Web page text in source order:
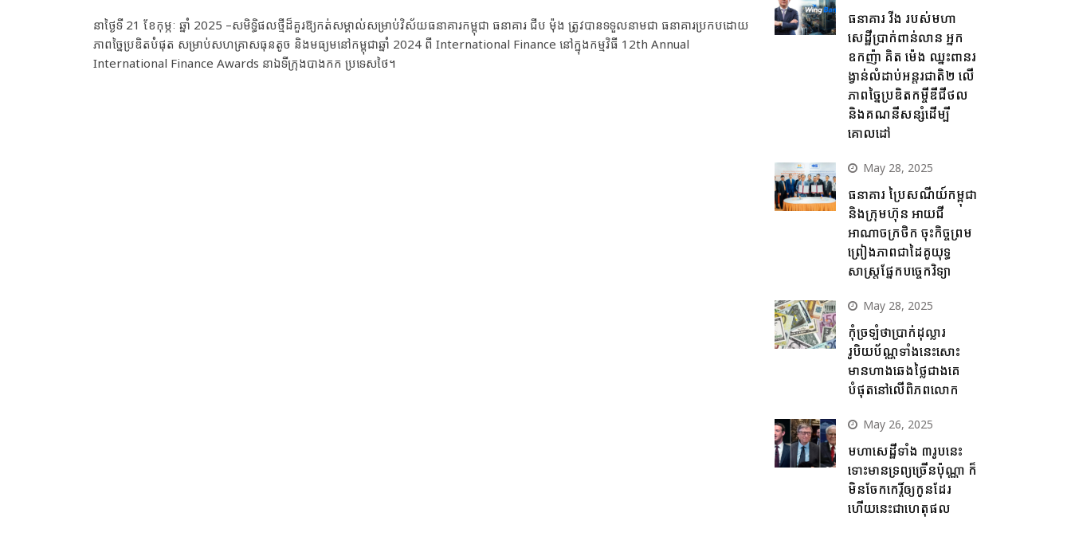
នាថ្ងៃទី 21 ខែកុម្ភៈ ឆ្នាំ 2025 –សមិទ្ធិផលថ្មីដ៏គួរឱ្យកត់សម្គាល់សម្រាប់វិស័យធនាគារកម្ពុជា ធនាគារ ជីប ម៉ុង ត្រូវបានទទួលនាមជា ធនាគារប្រកបដោយ
ភាពច្នៃប្រឌិតបំផុត សម្រាប់សហគ្រាសធុនតូច និងមធ្យមនៅកម្ពុជាឆ្នាំ 2024 ពី International Finance នៅក្នុងកម្មវិធី 12th Annual
International Finance Awards នាឯទីក្រុងបាងកក ប្រទេសថៃ។
ធនាគារ វីង របស់មហា
សេដ្ឋីប្រាក់ពាន់លាន អ្នក
ឧកញ៉ា គិត ម៉េង ឈ្នះពានរ
ង្វាន់លំដាប់អន្តរជាតិ២ លើ
ភាពច្នៃប្រឌិតកម្ចីឌីជីថល
និងគណនីសន្សំដើម្បី
គោលដៅ
May 28, 2025
ធនាគារ ប្រៃសណីយ៍កម្ពុជា
និងក្រុមហ៊ុន អាយជី
អាណាចក្រថិក ចុះកិច្ចព្រម
ព្រៀងភាពជាដៃគូយុទ្ធ
សាស្ត្រផ្នែកបច្ចេកវិទ្យា
May 28, 2025
កុំច្រឡំថាប្រាក់ដុល្លារ
រូបិយប័ណ្ណទាំងនេះសោះ
មានហាងឆេងថ្លៃជាងគេ
បំផុតនៅលើពិភពលោក
May 26, 2025
មហាសេដ្ឋីទាំង ៣រូបនេះ
ទោះមានទ្រព្យច្រើនប៉ុណ្ណា ក៏
មិនចែកកេរ្តិ៍ឲ្យកូនដែរ
ហើយនេះជាហេតុផល